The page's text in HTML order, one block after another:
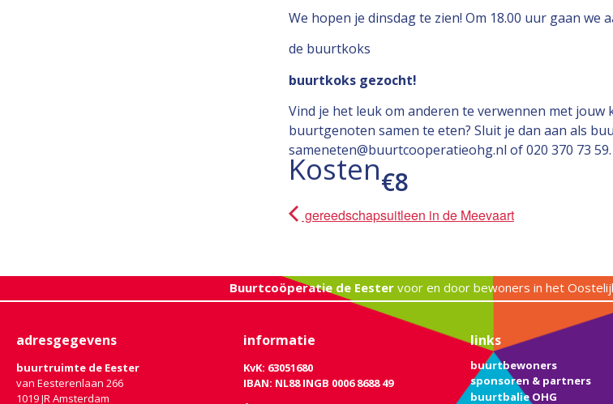
We hopen je dinsdag te zien! Om 18.00 uur gaan we
de buurtkoks
buurtkoks gezocht!
Vind je het leuk om anderen te verwennen met
buurtgenoten samen te eten? Sluit je dan aan als
sameneten@buurtcooperatieohg.nl of 020 370 73
Kosten€8
gereedschapsuitleen in de Meevaart
Buurtcoöperatie de Eestervoor en door bewoners in het
adresgegevens
buurtruimte de Eester
van Eesterenlaan 266
1019 JR Amsterdam
informatie
KvK: 63051680
IBAN: NL88 INGB 0006 8688 49
links
buurtbewoners
sponsoren & partners
buurtbalie OHG